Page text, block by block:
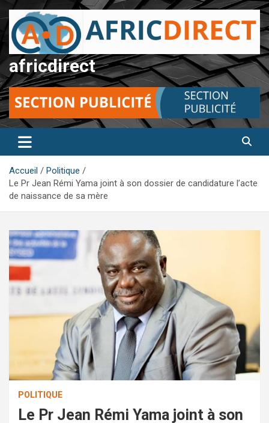
Aller
au
contenu
africdirect
Accueil
Politique
Le Pr Jean Rémi Yama joint à son dossier de candidature l’acte
de naissance de sa mère
POLITIQUE
Le Pr Jean Rémi Yama joint à son